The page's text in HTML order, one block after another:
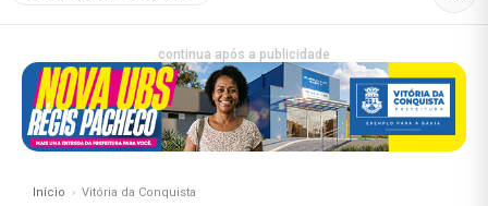
continua após a publicidade
Início Vitória da Conquista